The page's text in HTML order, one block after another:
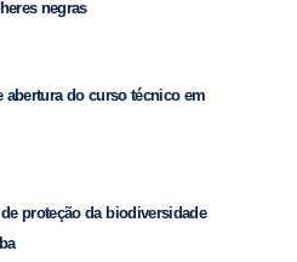
negras
abertura do curso técnico em
proteção da biodiversidade